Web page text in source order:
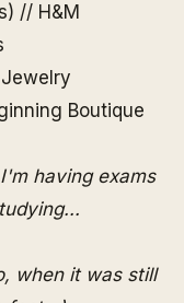
// H&M
Boutique
having exams
when it was still